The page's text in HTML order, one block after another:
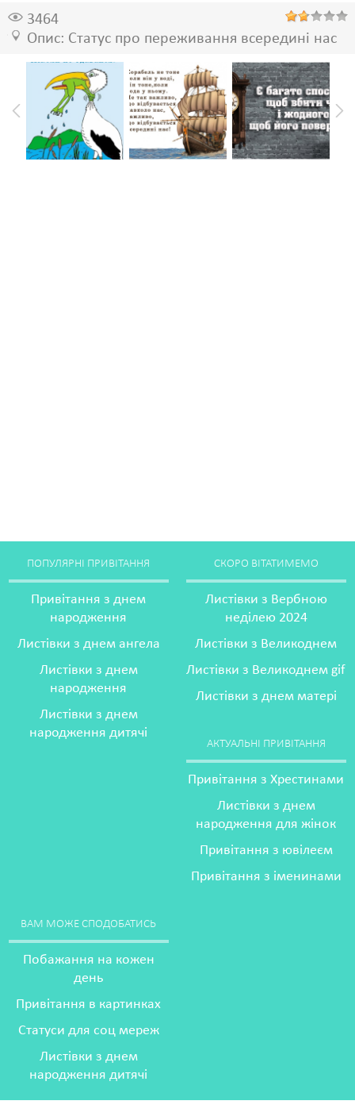
3464
Опис: Статус про переживання всередині нас
ПОПУЛЯРНІ ПРИВІТАННЯ
Привітання з днем
народження
Листівки з днем ангела
Листівки з днем
народження
Листівки з днем
народження дитячі
СКОРО ВІТАТИМЕМО
Листівки з Вербною
неділею 2024
Листівки з Великоднем
Листівки з Великоднем gif
Листівки з днем матері
АКТУАЛЬНІ ПРИВІТАННЯ
Привітання з Хрестинами
Листівки з днем
народження для жінок
Привітання з ювілеєм
Привітання з іменинами
ВАМ МОЖЕ СПОДОБАТИСЬ
Побажання на кожен
день
Привітання в картинках
Статуси для соц мереж
Листівки з днем
народження дитячі